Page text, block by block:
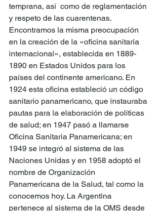
temprana, así  como de reglamentación
y respeto de las cuarentenas.
Encontramos la misma preocupación
en la creación de la «oficina sanitaria
internacional», establecida en 1889-
1890 en Estados Unidos para los
países del continente americano. En
1924 esta oficina estableció un código
sanitario panamericano, que instauraba
pautas para la elaboración de políticas
de salud; en 1947 pasó a llamarse
Oficina Sanitaria Panamericana; en
1949 se integró al sistema de las
Naciones Unidas y en 1958 adoptó el
nombre de Organización
Panamericana de la Salud, tal como la
conocemos hoy. La Argentina
pertenece al sistema de la OMS desde